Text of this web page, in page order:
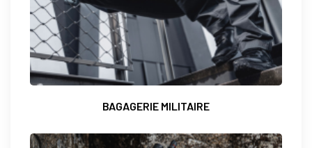
BAGAGERIE MILITAIRE